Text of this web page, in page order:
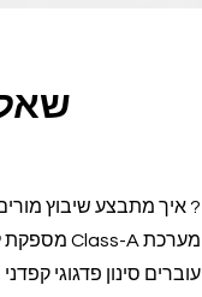
? איך מתבצע שיבוץ
עוברים סינון פדגוגי